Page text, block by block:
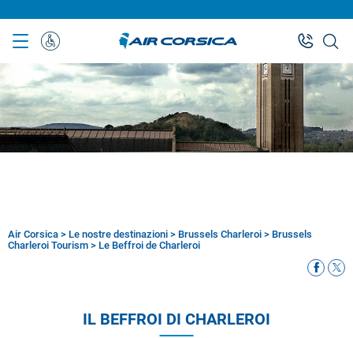
to
main
contentAssistenza
Speciale
Breadcrumb
Air Corsica > Le nostre destinazioni > Brussels Charleroi > Brussels
Charleroi Tourism > Le Beffroi de Charleroi
IL BEFFROI DI CHARLEROI